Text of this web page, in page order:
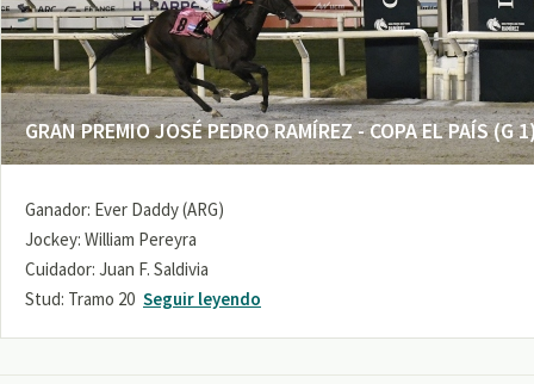
GRAN PREMIO JOSÉ PEDRO RAMÍREZ - COPA EL PAÍS (G
Ganador: Ever Daddy (ARG)
Jockey: William Pereyra
Cuidador: Juan F. Saldivia
Stud: Tramo 20 Seguir leyendo